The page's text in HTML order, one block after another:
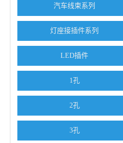
汽车线束系列
灯座接插件系列
LED插件
1孔
2孔
3孔